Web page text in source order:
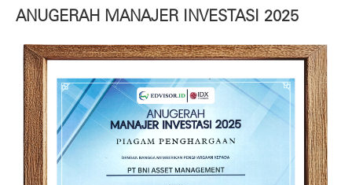
ANUGERAH MANAJER INVESTASI 2025